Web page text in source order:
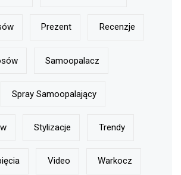
Prezent Recenzje
Samoopalacz
Spray Samoopalający
Stylizacje Trendy
Video Warkocz